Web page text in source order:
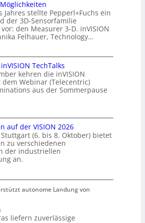
Jahres stellte Pepperl+Fuchs ein
der 3D-Sensorfamilie
den Measurer 3-D. inVISION
Felhauer, Technology…
TechTalks
kehren die inVISION
dem Webinar (Telecentric)
aus der Sommerpause
auf der VISION 2026
Stuttgart (6. bis 8. Oktober) bietet
zu verschiedenen
der industriellen
an.
autonome Landung von
liefern zuverlässige